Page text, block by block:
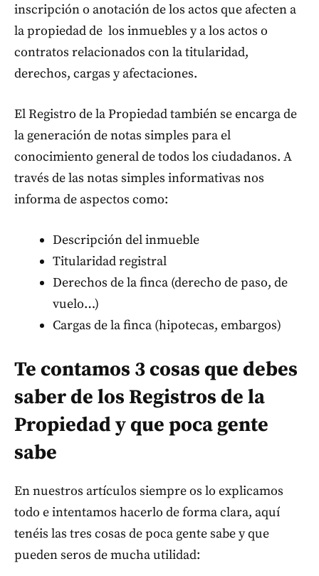
inscripción o anotación de los actos que afecten a
la propiedad de los inmuebles y a los actos o
contratos relacionados con la titularidad,
derechos, cargas y afectaciones.
El Registro de la Propiedad también se encarga de
la generación de notas simples para el
conocimiento general de todos los ciudadanos. A
través de las notas simples informativas nos
informa de aspectos como:
Descripción del inmueble
Titularidad registral
Derechos de la finca (derecho de paso, de
vuelo…)
Cargas de la finca (hipotecas, embargos)
Te contamos 3 cosas que debes
saber de los Registros de la
Propiedad y que poca gente
sabe
En nuestros artículos siempre os lo explicamos
todo e intentamos hacerlo de forma clara, aquí
tenéis las tres cosas de poca gente sabe y que
pueden seros de mucha utilidad: